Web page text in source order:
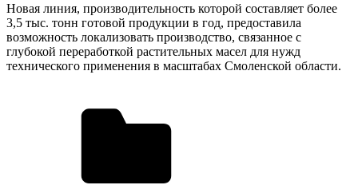
Новая линия, производительность которой составляет более
3,5 тыс. тонн готовой продукции в год, предоставила
возможность локализовать производство, связанное с
глубокой переработкой растительных масел для нужд
технического применения в масштабах Смоленской области.